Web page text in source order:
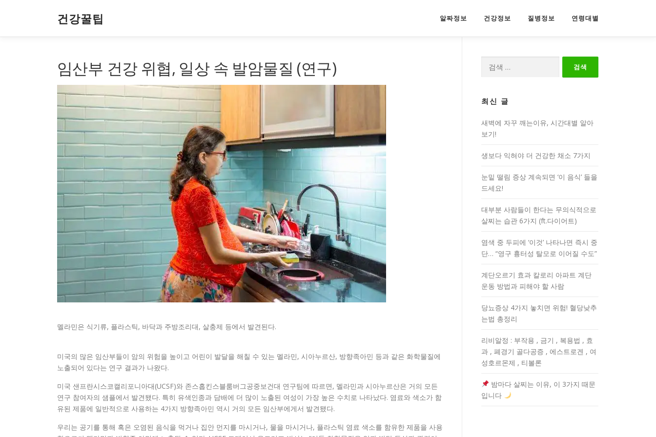
로
건강꿀팁 알짜정보 건강정보 질병정보 연령대별
임산부 건강 위협, 일상 속 발암물질 (연구)
멜라민은 식기류, 플라스틱, 바닥과 주방조리대, 살충제 등에서 발견된다.
미국의 많은 임산부들이 암의 위험을 높이고 어린이 발달을 해칠 수 있는 멜라민, 시아누르산, 방향족아민 등과 같은 화학물질에
노출되어 있다는 연구 결과가 나왔다.
미국 샌프란시스코캘리포니아대(UCSF)와 존스홉킨스블룸버그공중보건대 연구팀에 따르면, 멜라민과 시아누르산은 거의 모든
연구 참여자의 샘플에서 발견됐다. 특히 유색인종과 담배에 더 많이 노출된 여성이 가장 높은 수치로 나타났다. 염료와 색소가 함
유된 제품에 일반적으로 사용하는 4가지 방향족아민 역시 거의 모든 임산부에게서 발견됐다.
우리는 공기를 통해 혹은 오염된 음식을 먹거나 집안 먼지를 마시거나, 물을 마시거나, 플라스틱 염료 색소를 함유한 제품을 사용
최신 글
새벽에 자꾸 깨는이유, 시간대별 알아
보기!
생보다 익혀야 더 건강한 채소 7가지
눈밑 떨림 증상 계속되면 ‘이 음식’ 들을
드세요!
대부분 사람들이 한다는 무의식적으로
살찌는 습관 6가지 (ft.다이어트)
염색 중 두피에 ‘이것’ 나타나면 즉시 중
단… “영구 흉터성 탈모로 이어질 수도”
계단오르기 효과 칼로리 아파트 계단
운동 방법과 피해야 할 사람
당뇨증상 4가지 놓치면 위험! 혈당낮추
는법 총정리
리비알정 : 부작용 , 금기 , 복용법 , 효
과 , 폐경기 골다공증 , 에스트로겐 , 여
성호르몬제 , 티볼론
밤마다 살찌는 이유, 이 3가지 때문
입니다